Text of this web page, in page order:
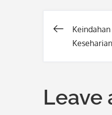
Post
Keseharian
Leave